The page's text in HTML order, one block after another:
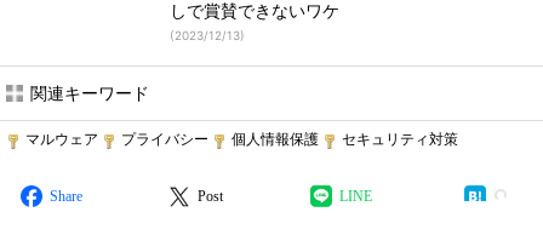
しで賞賛できないワケ
(2023/12/13)
関連キーワード
マルウェア プライバシー 個人情報保護 セキュリティ対策
Share Post LINE